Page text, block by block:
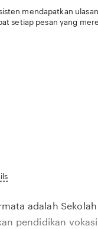
mendapatkan
setiap pesan yang
adalah
pendidikan